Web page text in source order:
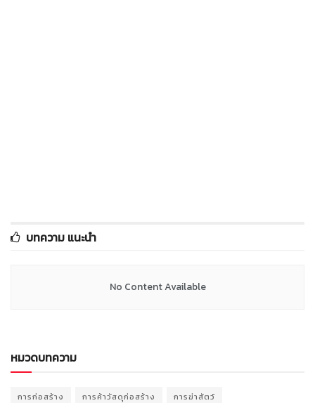
บทความ แนะนำ
No Content Available
หมวดบทความ
การก่อสร้าง การค้าวัสดุก่อสร้าง การฆ่าสัตว์